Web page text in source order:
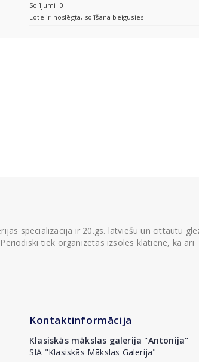
Solījumi: 0
Lote ir noslēgta, solīšana beigusies
specializācija ir 20.gs. latviešu un cittautu
tiek organizētas izsoles klātienē, kā arī
Kontaktinformācija
Klasiskās mākslas galerija "Antonija"
SIA "Klasiskās Mākslas Galerija"